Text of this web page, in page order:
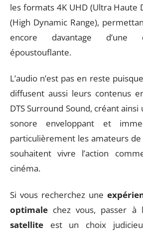
les formats 4K UHD (Ultra Haute
(High Dynamic Range),
encore davantage d’une
époustouflante.
L’audio n’est pas en reste
diffusent aussi leurs contenus
DTS Surround Sound, créant
sonore enveloppant et
particulièrement les amateurs
souhaitent vivre l’action
cinéma.
Si vous recherchez une
optimale chez vous, passer à
satellite est un choix